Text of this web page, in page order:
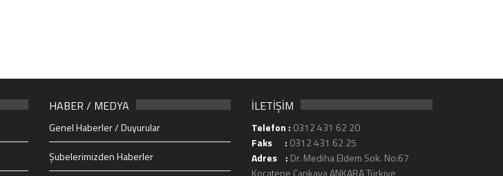
HABER / MEDYA
Genel Haberler / Duyurular
Şubelerimizden Haberler
İLETİŞİM
Telefon : 0312 431 62 20
Faks : 0312 431 62 25
Adres : Dr. Mediha Eldem Sok. No:67
Kocatepe Çankaya ANKARA Türkiye